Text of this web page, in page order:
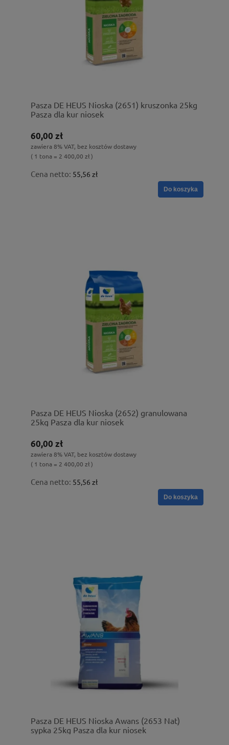
Pasza DE HEUS Nioska (2651) kruszonka 25kg
Pasza dla kur niosek
60,00 zł
zawiera 8% VAT, bez kosztów dostawy
( 1 tona = 2 400,00 zł )
Cena netto: 55,56 zł
Do koszyka
Pasza DE HEUS Nioska (2652) granulowana
25kg Pasza dla kur niosek
60,00 zł
zawiera 8% VAT, bez kosztów dostawy
( 1 tona = 2 400,00 zł )
Cena netto: 55,56 zł
Do koszyka
Pasza DE HEUS Nioska Awans (2653 Nat)
sypka 25kg Pasza dla kur niosek